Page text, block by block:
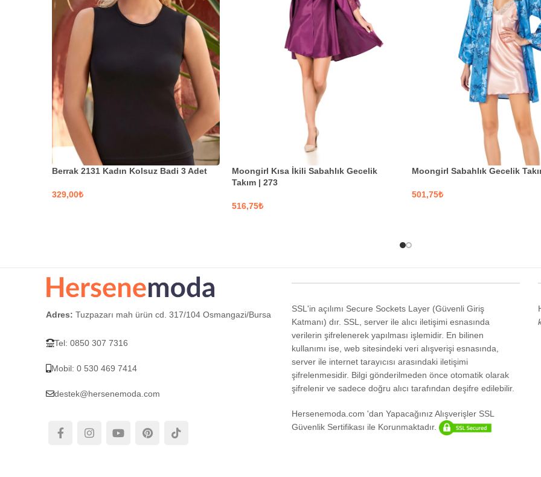
Berrak 2131 Kadın Kolsuz Badi 3 Adet
₺
Moongirl Kısa İkili Sabahlık Gecelik
Takım | 273
₺
Moongirl Sabahlık Gecelik
₺
Adres: Tuzpazarı mah ürün cd. 317/104 Osmangazi/Bursa
Tel: 0850 307 7316
Mobil: 0 530 469 7414
destek@hersenemoda.com
SSL'in açılımı Secure Sockets Layer (Güvenli Giriş
Katmanı) dır. SSL, server ile alıcı iletişimi esnasında
verilerin şifrelenerek yapılması işlemidir. En bilinen
kullanımı ise, web sitesindeki veri alışverişi esnasında,
server ile internet tarayıcısı arasındaki iletişimi
şifrelenmesidir. Bilgi gönderilmeden önce otomatik olarak
şifrelenir ve sadece doğru alıcı tarafından deşifre edilebilir.
Hersenemoda.com 'dan Yapacağınız Alışverişler SSL
Güvenlik Sertifikası ile Korunmaktadır.